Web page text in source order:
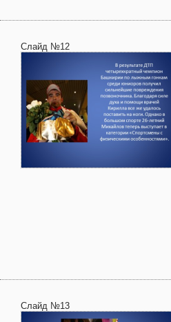
Слайд №12
Слайд №13